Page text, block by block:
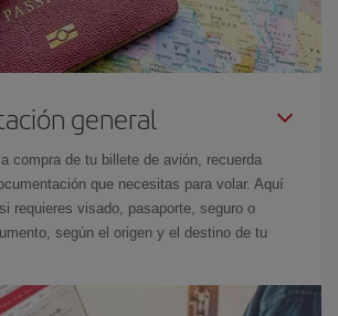
general
compra de tu billete de avión, recuerda
que necesitas para volar. Aquí
requieres visado, pasaporte, seguro o
según el origen y el destino de tu